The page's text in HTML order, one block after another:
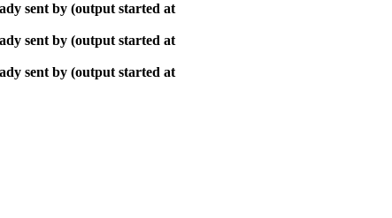
sent by (output started at
sent by (output started at
sent by (output started at